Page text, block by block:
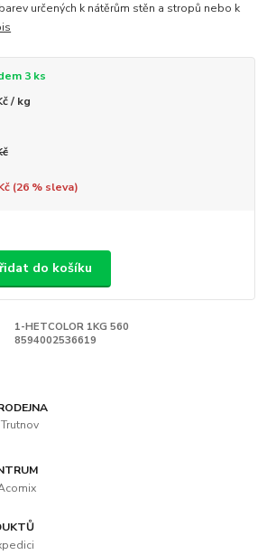
určených k nátěrům stěn a stropů nebo k
3 ks
/ kg
(26% sleva)
do košíku
1-HETCOLOR 1KG 560
8594002536619